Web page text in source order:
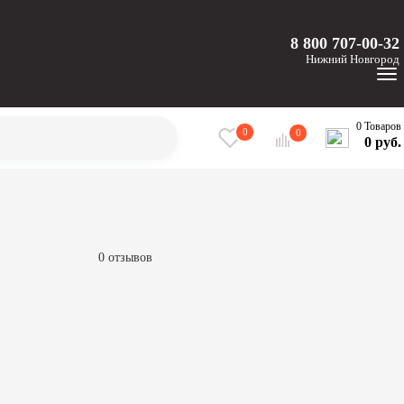
8 800 707-00-32
Нижний Новгород
0 0 0 Товаров
0 руб.
0 отзывов